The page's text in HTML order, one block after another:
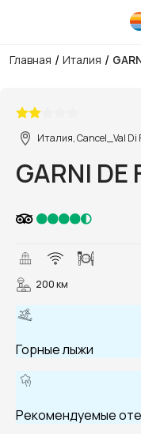
Главная / Италия /
Италия, Cancel_Val Di
GARNI DE
200 км
Горные лыжи
Рекомендуемые